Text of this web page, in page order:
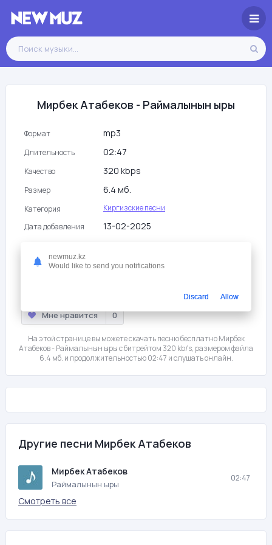
Мирбек Атабеков - Раймалынын ыры
Формат mp3
Длительность 02:47
Качество 320 kbps
Размер 6.4 мб.
Категория
Киргизские песни
Дата добавления
13-02-2025
Мне нравится 0
На этой странице вы можете скачать песню бесплатно Мирбек
Атабеков - Раймалынын ыры с битрейтом 320 kb/s, размером файла
6.4 мб. и продолжительностью 02:47 и слушать онлайн.
Другие песни Мирбек Атабеков
Мирбек Атабеков
Раймалынын ыры
02:47
Смотреть все
newmuz.kz
Would like to send you notifications
Discard Allow